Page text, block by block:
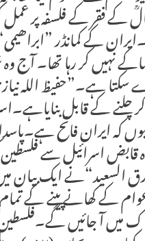
کے فقر کے فلسفہ پر
کے کمانڈر
کر رہا تھا۔ آج وہ
ہے۔”حفیظ اللہ
کر چلنے کے قابل
کہ ایران فاتح
قابض اسرائیل سے
ایک بیان
کے کھانے پینے کے
آ جائیں گے۔فلسطین